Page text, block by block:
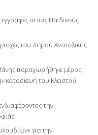
στους Παιδικούς
του Δήμου Ανατολικής
παραχωρήθηκε μέρος
κατασκευή του Κλειστού
την
για την